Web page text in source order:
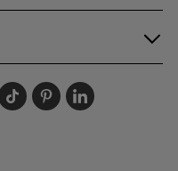
sursur
nous sur
nous
Suivez-nous
Suivez-